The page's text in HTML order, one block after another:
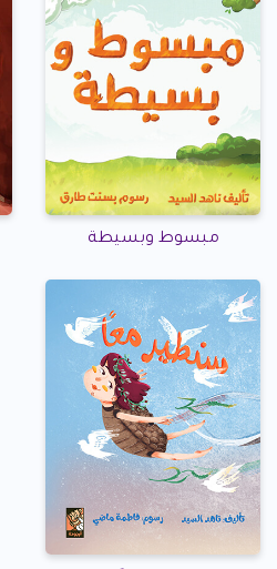
مبسوط وبسيطة